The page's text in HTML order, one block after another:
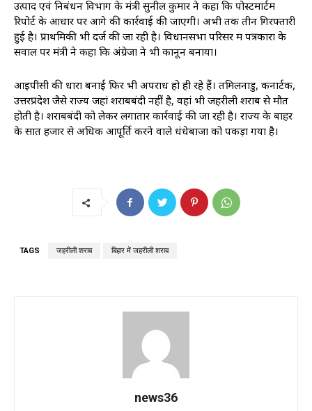
उत्पाद एवं निबंधन विभाग के मंत्री सुनील कुमार ने कहा कि पोस्टमार्टम
रिपोर्ट के आधार पर आगे की कार्रवाई की जाएगी। अभी तक तीन गिरफ्तारी
हुई है। प्राथमिकी भी दर्ज की जा रही है। विधानसभा परिसर में पत्रकारों के
सवाल पर मंत्री ने कहा कि अंग्रेजों ने भी कानून बनाया।
आइपीसी की धारा बनाई फिर भी अपराध हो ही रहे हैं। तमिलनाडु, कनार्टक,
उत्तरप्रदेश जैसे राज्य जहां शराबबंदी नहीं है, वहां भी जहरीली शराब से मौत
होती है। शराबबंदी को लेकर लगातार कार्रवाई की जा रही है। राज्य के बाहर
के सात हजार से अधिक आपूर्ति करने वाले धंधेबाजों को पकड़ा गया है।
TAGS जहरीली शराब बिहार में जहरीली शराब
news36